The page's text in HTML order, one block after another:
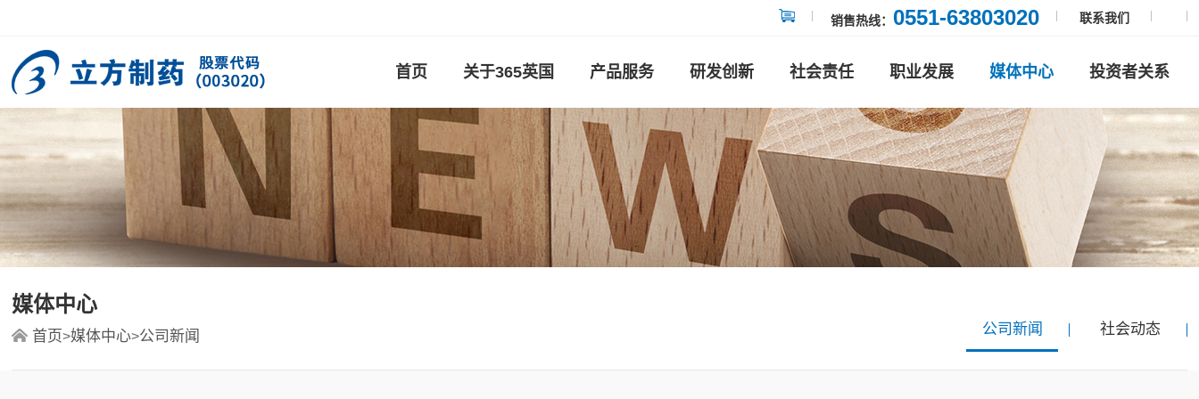
销售热线： 0551-63803020 联系我们
首页 关于365英国 产品服务 研发创新 社会责任 职业发展 媒体中心 投资者关系
媒体中心
首页>媒体中心>公司新闻 公司新闻 社会动态